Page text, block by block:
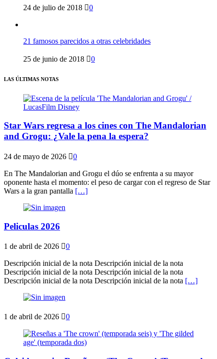
24 de julio de 2018 0
21 famosos parecidos a otras celebridades
25 de junio de 2018 0
LAS ÚLTIMAS NOTAS
Star Wars regresa a los cines con The Mandalorian
and Grogu: ¿Vale la pena la espera?
24 de mayo de 2026 0
En The Mandalorian and Grogu el dúo se enfrenta a su mayor
oponente hasta el momento: el peso de cargar con el regreso de Star
Wars a la gran pantalla […]
Peliculas 2026
1 de abril de 2026 0
Descripción inicial de la nota Descripción inicial de la nota
Descripción inicial de la nota Descripción inicial de la nota
Descripción inicial de la nota Descripción inicial de la nota […]
1 de abril de 2026 0